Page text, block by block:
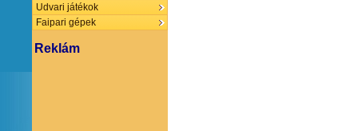
Udvari játékok
Faipari gépek
Reklám